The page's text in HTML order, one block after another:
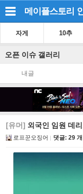
메이플스토리
자게 10추
오픈 이슈 갤러리
내글
[유머] 외국인 임원 데
로프꾼오징어 댓글: 29 개